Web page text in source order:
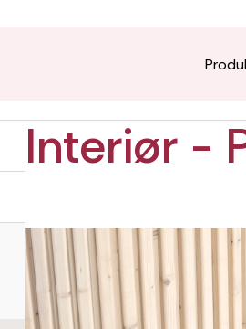
Interiør -